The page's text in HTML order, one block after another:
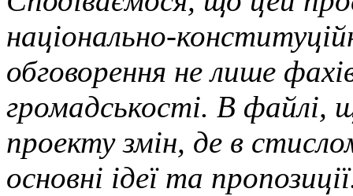
національно-
обговорення не лише
громадськості. В файлі,
проекту змін, де в
основні ідеї та